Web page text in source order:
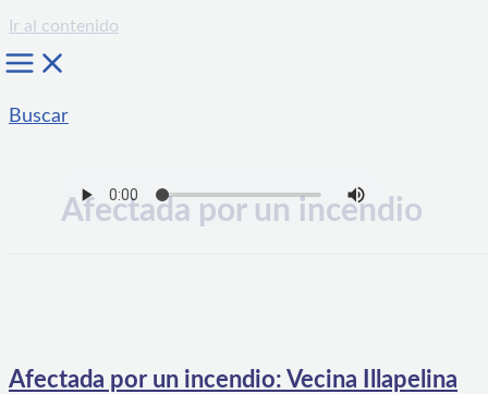
Ir al contenido
Buscar
Afectada por un incendio
Afectada por un incendio: Vecina Illapelina